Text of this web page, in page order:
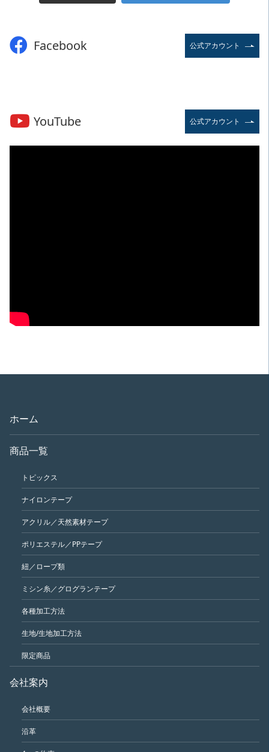
Facebook 公式アカウント
YouTube 公式アカウント
ホーム
商品一覧
トピックス
ナイロンテープ
アクリル／天然素材テープ
ポリエステル／PPテープ
紐／ロープ類
ミシン糸／グログランテープ
各種加工方法
生地/生地加工方法
限定商品
会社案内
会社概要
沿革